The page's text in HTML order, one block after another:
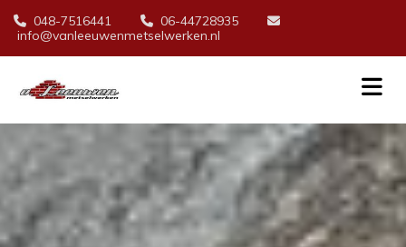
 048-7516441  06-44728935 
info@vanleeuwenmetselwerken.nl